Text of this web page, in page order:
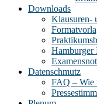
Downloads
Klausuren-
Hamburger
Datenschmutz
FAQ – Wie